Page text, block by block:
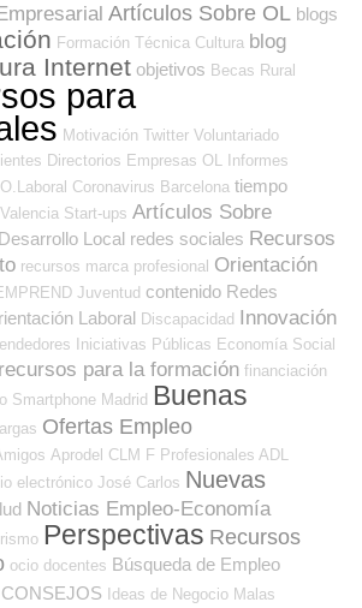
Artículos Sobre OL blogs
Formación Técnica Cultura blog
Internet objetivos Becas Rural
para
Motivación Twitter Voluntariado
Directorios Empresas OL Informes
Coronavirus Barcelona tiempo
Valencia Start-ups Artículos Sobre
Desarrollo Local redes sociales Recursos
recursos marca profesional Orientación
Juventud contenido Redes
Laboral Discapacidad Innovación
Iniciativas Públicas Economía Social
recursos para la formación financiación
Smartphone Madrid Buenas
Ofertas Empleo
Aprodel CLM F Profesionales ADL
electrónico José Carlos Nuevas
Noticias Empleo-Economía
Perspectivas Recursos
ocio docentes Búsqueda de Empleo
CONSEJOS Ideas de Negocio Malas